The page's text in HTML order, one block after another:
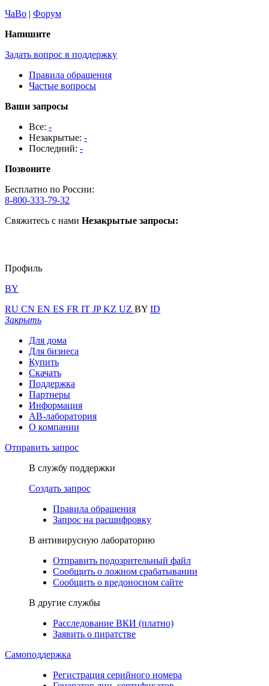
ЧаВо | Форум
Напишите
Задать вопрос в поддержку
Правила обращения
Частые вопросы
Ваши запросы
Все: -
Незакрытые: -
Последний: -
Позвоните
Бесплатно по России:
8-800-333-79-32
Свяжитесь с нами Незакрытые запросы:
Профиль
BY
RU CN EN ES FR IT JPKZ UZ BY ID
Закрыть
Для дома
Для бизнеса
Купить
Скачать
Поддержка
Партнеры
Информация
АВ-лаборатория
О компании
Отправить запрос
В службу поддержки
Создать запрос
Правила обращения
Запрос на расшифровку
В антивирусную лабораторию
Отправить подозрительный файл
Сообщить о ложном срабатывании
Сообщить о вредоносном сайте
В другие службы
Расследование ВКИ (платно)
Заявить о пиратстве
Самоподдержка
Регистрация серийного номера